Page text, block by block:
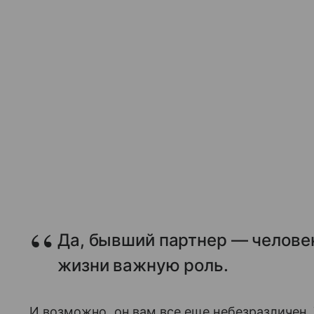
Да, бывший партнер —
жизни важную роль.